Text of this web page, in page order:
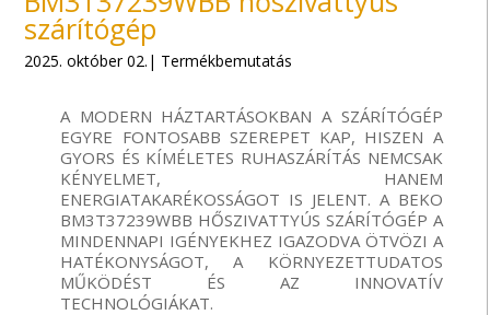
szárítógép
2025. október 02.| Termékbemutatás
A MODERN HÁZTARTÁSOKBAN A SZÁRÍTÓGÉP
EGYRE FONTOSABB SZEREPET KAP, HISZEN A
GYORS ÉS KÍMÉLETES RUHASZÁRÍTÁS NEMCSAK
KÉNYELMET, HANEM
ENERGIATAKARÉKOSSÁGOT IS JELENT. A BEKO
BM3T37239WBB HŐSZIVATTYÚS SZÁRÍTÓGÉP A
MINDENNAPI IGÉNYEKHEZ IGAZODVA ÖTVÖZI A
HATÉKONYSÁGOT, A KÖRNYEZETTUDATOS
MŰKÖDÉST
ÉS AZ
INNOVATÍV
TECHNOLÓGIÁKAT.